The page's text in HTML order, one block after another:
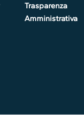
Trasparenza
Amministrativa